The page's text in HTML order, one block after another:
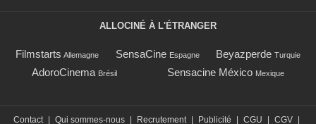
ALLOCINÉ À L'ÉTRANGER
Filmstarts Allemagne SensaCine Espagne Beyazperde Turquie
AdoroCinema Brésil Sensacine México Mexique
Contact Qui sommes-nous Recrutement Publicité CGU CGV